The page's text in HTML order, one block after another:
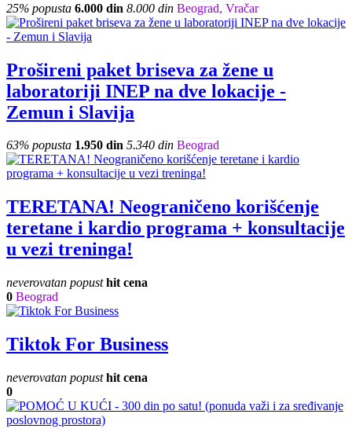
25% popusta 6.000 din 8.000 din Beograd, Vračar
Prošireni paket briseva za žene u
laboratoriji INEP na dve lokacije -
Zemun i Slavija
63% popusta 1.950 din 5.340 din Beograd
TERETANA! Neograničeno korišćenje
teretane i kardio programa + konsultacije
u vezi treninga!
neverovatan popust hit cena
0 Beograd
Tiktok For Business
neverovatan popust hit cena
0